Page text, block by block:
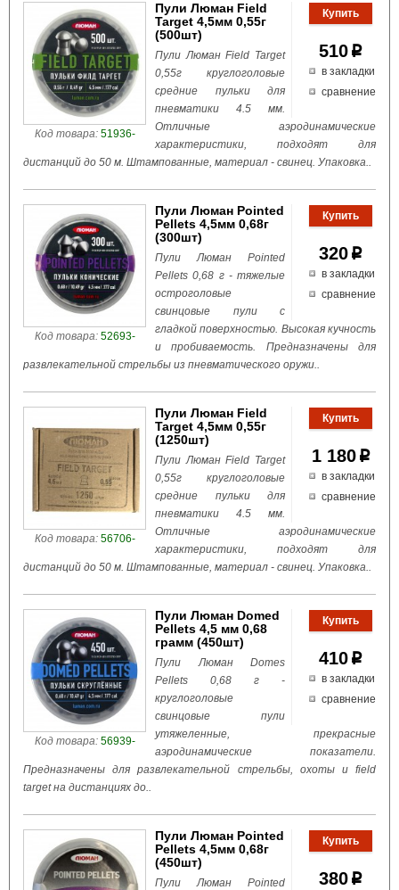
510 p
в закладки
сравнение
Код товара:51936-
Пули Люман Field
Target 4,5мм 0,55г
(500шт)
Пули Люман Field Target
0,55г круглоголовые
средние пульки для
пневматики 4.5 мм.
Отличные аэродинамические
характеристики, подходят для
дистанций до 50 м. Штампованные, материал - свинец. Упаковка..
320 p
в закладки
сравнение
Код товара:52693-
Пули Люман Pointed
Pellets 4,5мм 0,68г
(300шт)
Пули Люман Pointed
Pellets 0,68 г - тяжелые
остроголовые
свинцовые пули с
гладкой поверхностью. Высокая кучность
и пробиваемость. Предназначены для
развлекательной стрельбы из пневматического оружи..
1 180p
в закладки
сравнение
Код товара:56706-
Пули Люман Field
Target 4,5мм 0,55г
(1250шт)
Пули Люман Field Target
0,55г круглоголовые
средние пульки для
пневматики 4.5 мм.
Отличные аэродинамические
характеристики, подходят для
дистанций до 50 м. Штампованные, материал - свинец. Упаковка..
410 p
в закладки
сравнение
Код товара:56939-
Пули Люман Domed
Pellets 4,5 мм 0,68
грамм (450шт)
Пули Люман Domes
Pellets 0,68 г -
круглоголовые
свинцовые пули
утяжеленные, прекрасные
аэродинамические показатели.
Предназначены для развлекательной стрельбы, охоты и field
target на дистанциях до..
380 p
Пули Люман Pointed
Pellets 4,5мм 0,68г
(450шт)
Пули Люман Pointed